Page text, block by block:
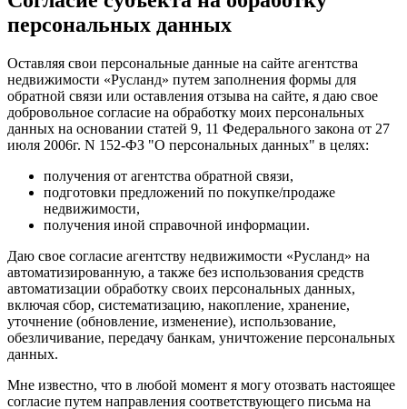
персональных данных
Оставляя свои персональные данные на сайте агентства
недвижимости «Русланд» путем заполнения формы для
обратной связи или оставления отзыва на сайте, я даю свое
добровольное согласие на обработку моих персональных
данных на основании статей 9, 11 Федерального закона от 27
июля 2006г. N 152-ФЗ "О персональных данных" в целях:
получения от агентства обратной связи,
подготовки предложений по покупке/продаже
недвижимости,
получения иной справочной информации.
Даю свое согласие агентству недвижимости «Русланд» на
автоматизированную, а также без использования средств
автоматизации обработку своих персональных данных,
включая сбор, систематизацию, накопление, хранение,
уточнение (обновление, изменение), использование,
обезличивание, передачу банкам, уничтожение персональных
данных.
Мне известно, что в любой момент я могу отозвать настоящее
согласие путем направления соответствующего письма на